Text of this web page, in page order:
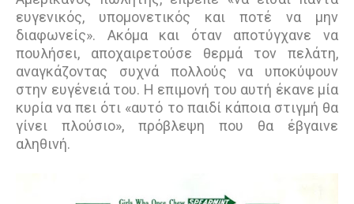
ευγενικός, υποµονετικός και ποτέ να µην
διαφωνείς». Ακόµα και όταν αποτύγχανε να
πουλήσει, αποχαιρετούσε θερµά τον πελάτη,
αναγκάζοντας συχνά πολλούς να υποκύψουν
στην ευγένειά του. Η επιµονή του αυτή έκανε µία
κυρία να πει ότι «αυτό το παιδί κάποια στιγµή θα
γίνει πλούσιο», πρόβλεψη που θα έβγαινε
αληθινή.